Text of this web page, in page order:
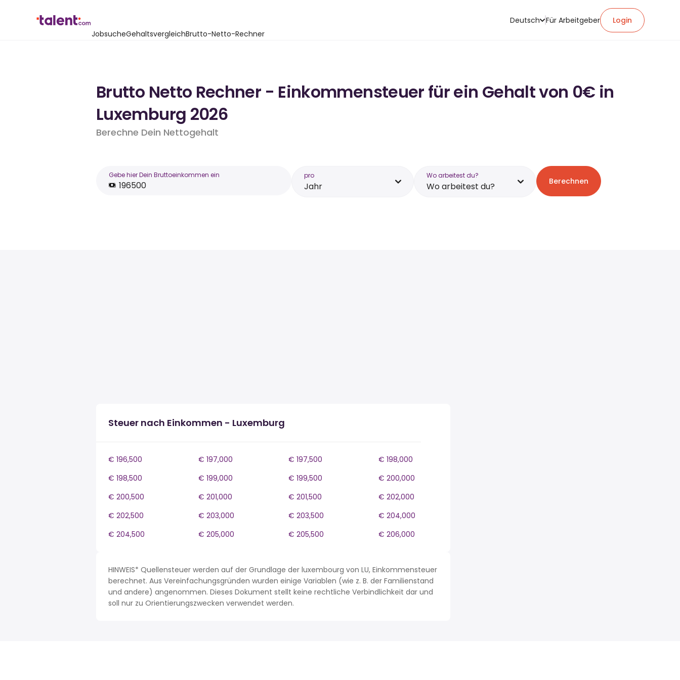
JobsucheGehaltsvergleichBrutto-Netto-Rechner
Deutsch Für Arbeitgeber Login
Brutto Netto Rechner - Einkommensteuer für ein Gehalt von 0€ in
Luxemburg 2026
Berechne Dein Nettogehalt
Gebe hier Dein Bruttoeinkommen ein pro
Jahr
Wo arbeitest du?
Wo arbeitest du? Berechnen
Steuer nach Einkommen - Luxemburg
€ 196,500 € 197,000 € 197,500
€ 198,000
€ 198,500
€ 199,000 € 199,500
€ 200,000
€ 200,500
€ 201,000 € 201,500
€ 202,000
€ 202,500
€ 203,000 € 203,500
€ 204,000
€ 204,500
€ 205,000 € 205,500 € 206,000
HINWEIS* Quellensteuer werden auf der Grundlage der luxembourg von LU, Einkommensteuer
berechnet. Aus Vereinfachungsgründen wurden einige Variablen (wie z. B. der Familienstand
und andere) angenommen. Dieses Dokument stellt keine rechtliche Verbindlichkeit dar und
soll nur zu Orientierungszwecken verwendet werden.